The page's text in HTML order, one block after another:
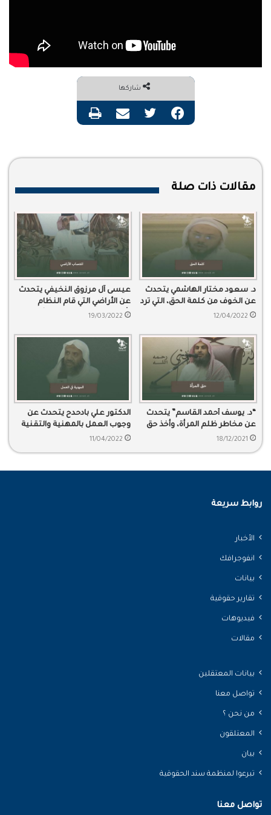
شاركها
فيسبوك تويتر مشاركة عبر البريد طباعة
مقالات ذات صلة
د. سعود مختار الهاشمي يتحدث
عن الخوف من كلمة الحق، التي ترد
كرامة الإنسان
12/04/2022
عيسى آل مرزوق النخيفي يتحدث
عن الأراضي التي قام النظام
بأخذها من المواطنين ظلمًا
19/03/2022
“د. يوسف أحمد القاسم” يتحدث
عن مخاطر ظلم المرأة، وأخذ حق
الميراث بالقوة.
18/12/2021
الدكتور علي بادحدح يتحدث عن
وجوب العمل بالمهنية والتقنية
في المؤسسات
11/04/2022
روابط سريعة
الأخبار
انفوجرافك
بيانات
تقارير حقوقية
فيديوهات
مقالات
بيانات المعتقلين
تواصل معنا
من نحن ؟
المعتلقون
بيان
تبرعوا لمنظمة سند الحقوقية
تواصل معنا